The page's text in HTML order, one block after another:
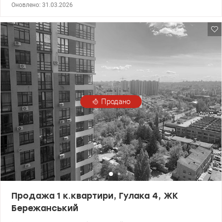
ціни входить ще одна квартира студія 17м2. з комплектацією:
диван, столик, два стільці, холодильник, шафа, варильна
панель, кухонні меблі. Також сумісний с/узел, душова кабіна.
Вікна у двор. Метро Героїв Дніпра та Мінська поряд. Гарне місце
біля ТРЦ Дрем Таун 2. Вся інфраструктура розвинена. Ціна 55000
у.о, Наталья Рыбалко 0953570166, valion.ua/1105639
Оновлено: 31.03.2026
Продано
Продажа 1 к.квартири, Гулака 4, ЖК
Бережанський